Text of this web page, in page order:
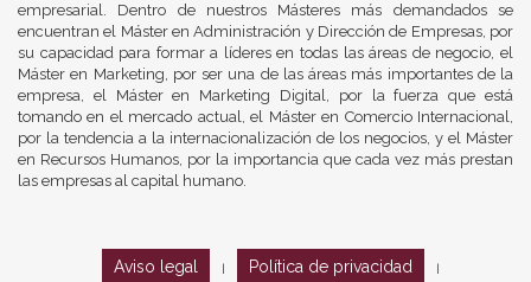
empresarial. Dentro de nuestros Másteres más demandados se
encuentran el Máster en Administración y Dirección de Empresas, por
su capacidad para formar a líderes en todas las áreas de negocio, el
Máster en Marketing, por ser una de las áreas más importantes de la
empresa, el Máster en Marketing Digital, por la fuerza que está
tomando en el mercado actual, el Máster en Comercio Internacional,
por la tendencia a la internacionalización de los negocios, y el Máster
en Recursos Humanos, por la importancia que cada vez más prestan
las empresas al capital humano.
Aviso legal Política de privacidad